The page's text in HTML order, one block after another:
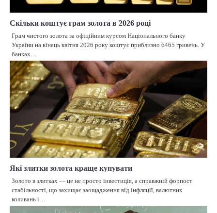
Скільки коштує грам золота в 2026 році
Грам чистого золота за офіційним курсом Національного банку
України на кінець квітня 2026 року коштує приблизно 6465 гривень. У
банках…
Які злитки золота краще купувати
Золото в злитках — це не просто інвестиція, а справжній форпост
стабільності, що захищає заощадження від інфляції, валютних
коливань і…